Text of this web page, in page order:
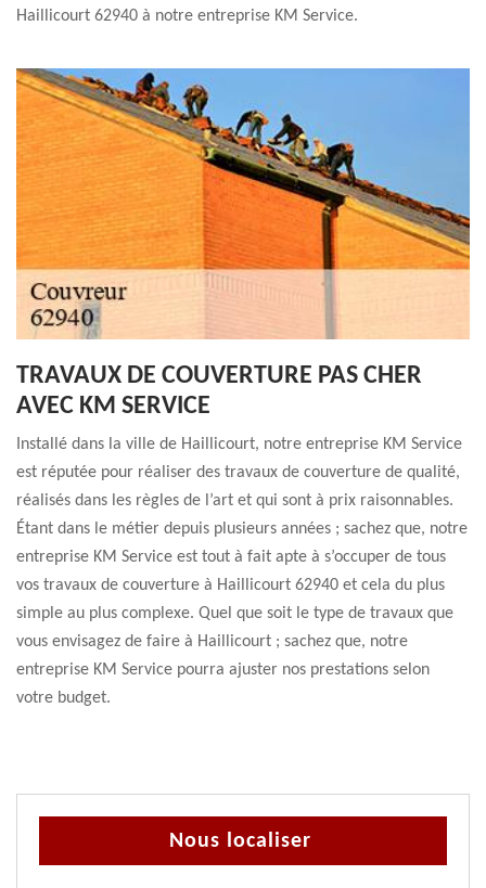
Haillicourt 62940 à notre entreprise KM Service.
TRAVAUX DE COUVERTURE PAS CHER
AVEC KM SERVICE
Installé dans la ville de Haillicourt, notre entreprise KM Service
est réputée pour réaliser des travaux de couverture de qualité,
réalisés dans les règles de l’art et qui sont à prix raisonnables.
Étant dans le métier depuis plusieurs années ; sachez que, notre
entreprise KM Service est tout à fait apte à s’occuper de tous
vos travaux de couverture à Haillicourt 62940 et cela du plus
simple au plus complexe. Quel que soit le type de travaux que
vous envisagez de faire à Haillicourt ; sachez que, notre
entreprise KM Service pourra ajuster nos prestations selon
votre budget.
Nous localiser